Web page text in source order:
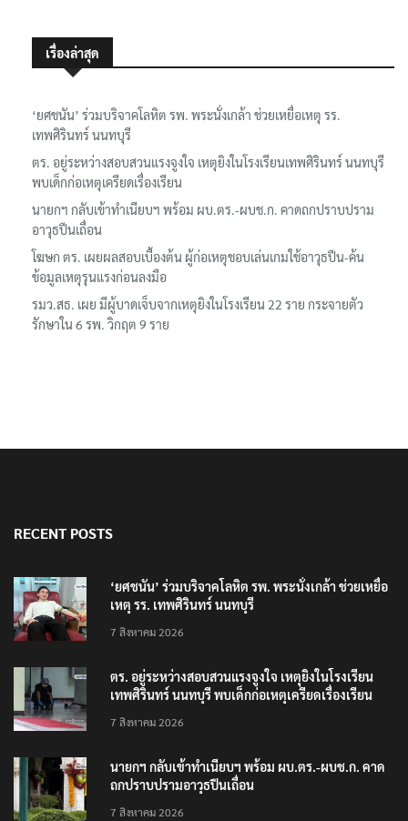
เรื่องล่าสุด
‘ยศชนัน’ ร่วมบริจาคโลหิต รพ. พระนั่งเกล้า ช่วยเหยื่อเหตุ รร.
เทพศิรินทร์ นนทบุรี
ตร. อยู่ระหว่างสอบสวนแรงจูงใจ เหตุยิงในโรงเรียนเทพศิรินทร์ นนทบุรี
พบเด็กก่อเหตุเครียดเรื่องเรียน
นายกฯ กลับเข้าทำเนียบฯ พร้อม ผบ.ตร.-ผบช.ก. คาดถกปราบปราม
อาวุธปืนเถื่อน
โฆษก ตร. เผยผลสอบเบื้องต้น ผู้ก่อเหตุชอบเล่นเกมใช้อาวุธปืน-ค้น
ข้อมูลเหตุรุนแรงก่อนลงมือ
รมว.สธ. เผย มีผู้บาดเจ็บจากเหตุยิงในโรงเรียน 22 ราย กระจายตัว
รักษาใน 6 รพ. วิกฤต 9 ราย
RECENT POSTS
‘ยศชนัน’ ร่วมบริจาคโลหิต รพ. พระนั่งเกล้า ช่วยเหยื่อ
เหตุ รร. เทพศิรินทร์ นนทบุรี
7 สิงหาคม 2026
ตร. อยู่ระหว่างสอบสวนแรงจูงใจ เหตุยิงในโรงเรียน
เทพศิรินทร์ นนทบุรี พบเด็กก่อเหตุเครียดเรื่องเรียน
7 สิงหาคม 2026
นายกฯ กลับเข้าทำเนียบฯ พร้อม ผบ.ตร.-ผบช.ก. คาด
ถกปราบปรามอาวุธปืนเถื่อน
7 สิงหาคม 2026